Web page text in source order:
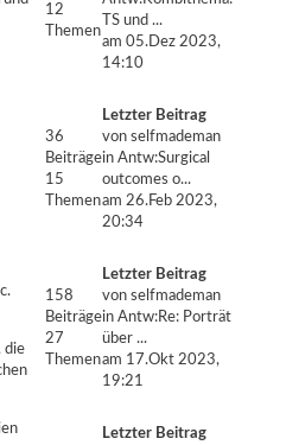
12
Themen
TS und ...
am 05.Dez 2023,
14:10
36
Beiträge
15
Themen
Letzter Beitrag
von selfmademan
in Antw:Surgical
outcomes o...
am 26.Feb 2023,
20:34
die
158
Beiträge
27
Themen
Letzter Beitrag
von selfmademan
in Antw:Re: Porträt
über ...
am 17.Okt 2023,
19:21
Letzter Beitrag